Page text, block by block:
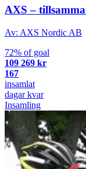
AXS –
Av: AXS Nordic AB
72% of goal
109 269 kr
167
insamlat
dagar kvar
Insamling